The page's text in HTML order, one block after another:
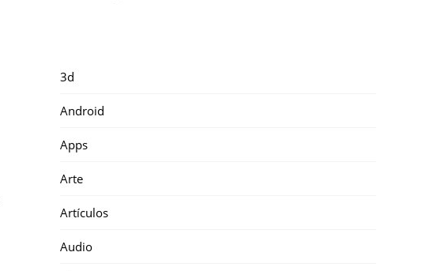
3d
Android
Apps
Arte
Artículos
Audio